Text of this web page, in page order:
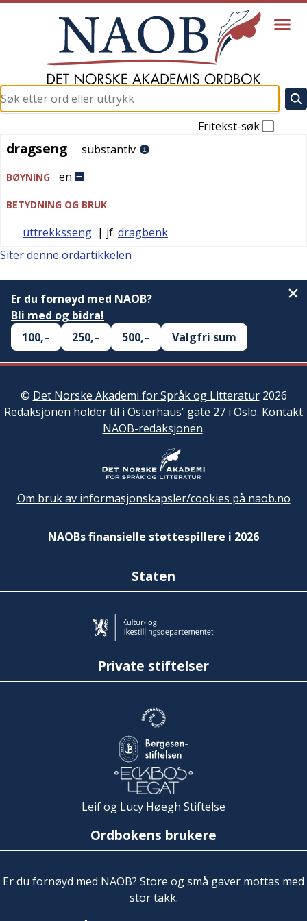
Fritekst-søk
dragseng
dragseng substantiv
BØYNING en
BETYDNING OG BRUK
uttrekksseng | jf. dragbenk
Siter denne ordartikkelen
Er du fornøyd med NAOB?
Bli med og bidra!
100,–
250,– 500,– Valgfri sum
© Det Norske Akademi for Språk og Litteratur2026
Redaksjonen holder til i Osterhaus' gate 27 i Oslo. Kontakt
NAOB-redaksjonen.
Om bruk av informasjonskapsler/cookies på naob.no
NAOBs finansielle støttespillere i 2026
Staten
Private stiftelser
Leif og Lucy Høegh Stiftelse
Ordbokens brukere
Er du fornøyd med NAOB? Store og små gaver mottas med
stor takk.